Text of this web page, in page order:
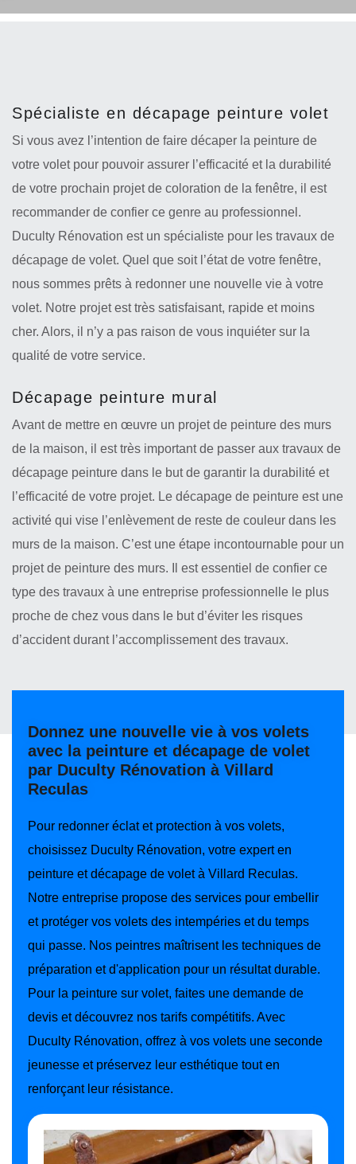
Spécialiste en décapage peinture volet
Si vous avez l’intention de faire décaper la peinture de
votre volet pour pouvoir assurer l’efficacité et la durabilité
de votre prochain projet de coloration de la fenêtre, il est
recommander de confier ce genre au professionnel.
Duculty Rénovation est un spécialiste pour les travaux de
décapage de volet. Quel que soit l’état de votre fenêtre,
nous sommes prêts à redonner une nouvelle vie à votre
volet. Notre projet est très satisfaisant, rapide et moins
cher. Alors, il n’y a pas raison de vous inquiéter sur la
qualité de votre service.
Décapage peinture mural
Avant de mettre en œuvre un projet de peinture des murs
de la maison, il est très important de passer aux travaux de
décapage peinture dans le but de garantir la durabilité et
l’efficacité de votre projet. Le décapage de peinture est une
activité qui vise l’enlèvement de reste de couleur dans les
murs de la maison. C’est une étape incontournable pour un
projet de peinture des murs. Il est essentiel de confier ce
type des travaux à une entreprise professionnelle le plus
proche de chez vous dans le but d’éviter les risques
d’accident durant l’accomplissement des travaux.
Donnez une nouvelle vie à vos volets
avec la peinture et décapage de volet
par Duculty Rénovation à Villard
Reculas
Pour redonner éclat et protection à vos volets,
choisissez Duculty Rénovation, votre expert en
peinture et décapage de volet à Villard Reculas.
Notre entreprise propose des services pour embellir
et protéger vos volets des intempéries et du temps
qui passe. Nos peintres maîtrisent les techniques de
préparation et d'application pour un résultat durable.
Pour la peinture sur volet, faites une demande de
devis et découvrez nos tarifs compétitifs. Avec
Duculty Rénovation, offrez à vos volets une seconde
jeunesse et préservez leur esthétique tout en
renforçant leur résistance.